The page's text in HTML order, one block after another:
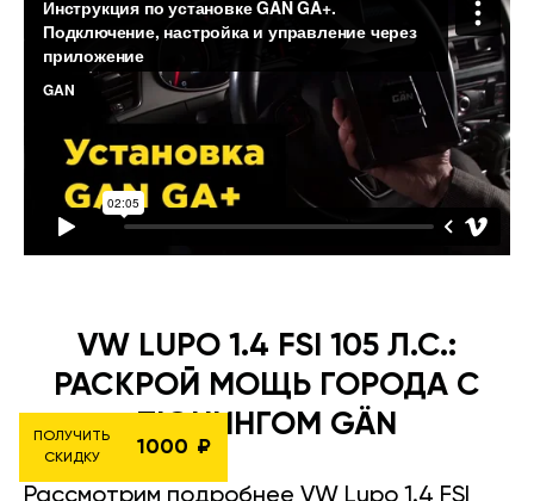
VW LUPO 1.4 FSI 105 Л.С.:
РАСКРОЙ МОЩЬ ГОРОДА С
ТЮНИНГОМ GÄN
Рассмотрим подробнее VW Lupo 1.4 FSI
ПОЛУЧИТЬ
СКИДКУ
1000